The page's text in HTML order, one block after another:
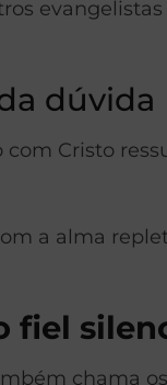
dúvida
Cristo
a alma
fiel
chama